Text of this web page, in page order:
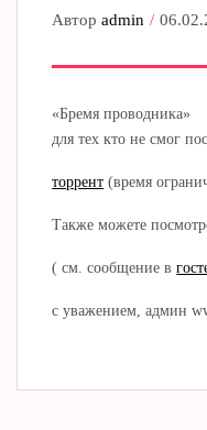
Авторadmin
«Бремя проводника»
для тех кто не смог
торрент (время
Также можете
( см. сообщение в
с уважением, админ